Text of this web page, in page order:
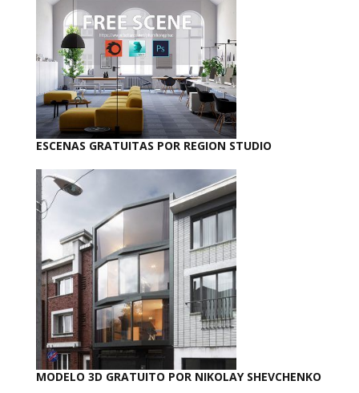
ESCENAS GRATUITAS POR REGION STUDIO
MODELO 3D GRATUITO POR NIKOLAY SHEVCHENKO